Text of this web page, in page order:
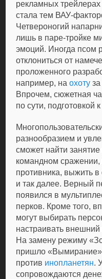
рекламных
стала тем ВАУ-
Четвероногий
лишь в паре-тройке
эмоций. Иногда псом
отклониться от
проложенного
например, наохоту
Впрочем, сюжетная
по сути, подготовкой к
разнообразием и
сможет найти
командном сражении,
противника, выжить
и так далее. Верный
появился в
перков. Кроме того,
могут выбирать
настраивать
На замену режиму
пришло
против инопланетян.
сопровождаются